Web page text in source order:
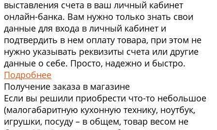
выставления счета в ваш личный кабинет
онлайн-банка. Вам нужно только знать свои
данные для входа в личный кабинет и
подтвердить в нем оплату товара, при этом не
нужно указывать реквизиты счета или другие
данные о себе. Просто, надежно и быстро.
Подробнее
Получение заказа в магазине
Если вы решили приобрести что-то небольшое
(малогабаритную кухонную технику, ноутбук,
игрушки, посуду – в общем, товар весом не